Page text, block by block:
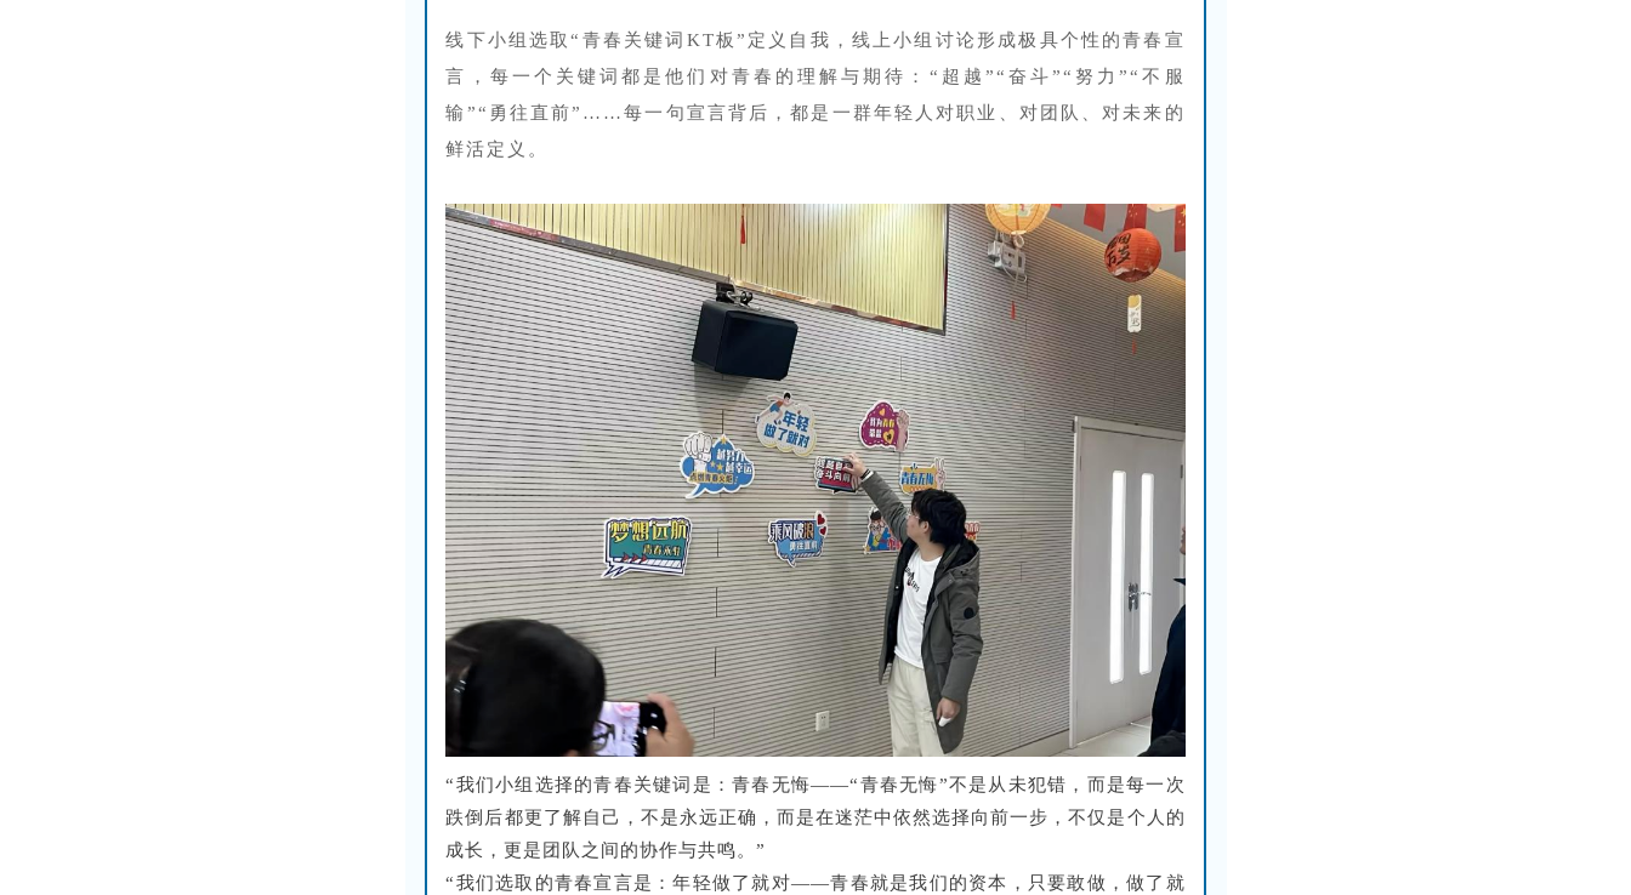
线下小组选取“青春关键词KT板”定义自我，线上小组讨论形成极具个性的青春宣
言，每一个关键词都是他们对青春的理解与期待：“超越”“奋斗”“努力”“不服
输”“勇往直前”……每一句宣言背后，都是一群年轻人对职业、对团队、对未来的
鲜活定义。
“我们小组选择的青春关键词是：青春无悔——“青春无悔”不是从未犯错，而是每一次
跌倒后都更了解自己，不是永远正确，而是在迷茫中依然选择向前一步，不仅是个人的
成长，更是团队之间的协作与共鸣。”
“我们选取的青春宣言是：年轻做了就对——青春就是我们的资本，只要敢做，做了就